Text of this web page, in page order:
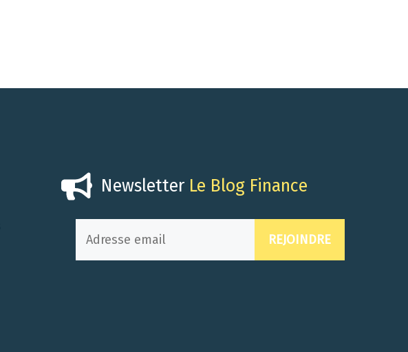
Newsletter Le Blog Finance